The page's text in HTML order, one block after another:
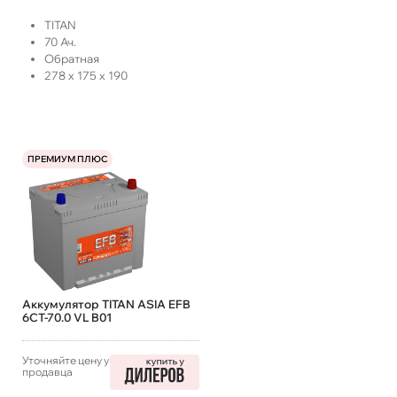
TITAN
70Ач.
Обратная
278x 175 x 190
ПРЕМИУМ ПЛЮС
Аккумулятор TITAN ASIA EFB
6СТ-70.0 VL B01
Уточняйте цену у
продавца